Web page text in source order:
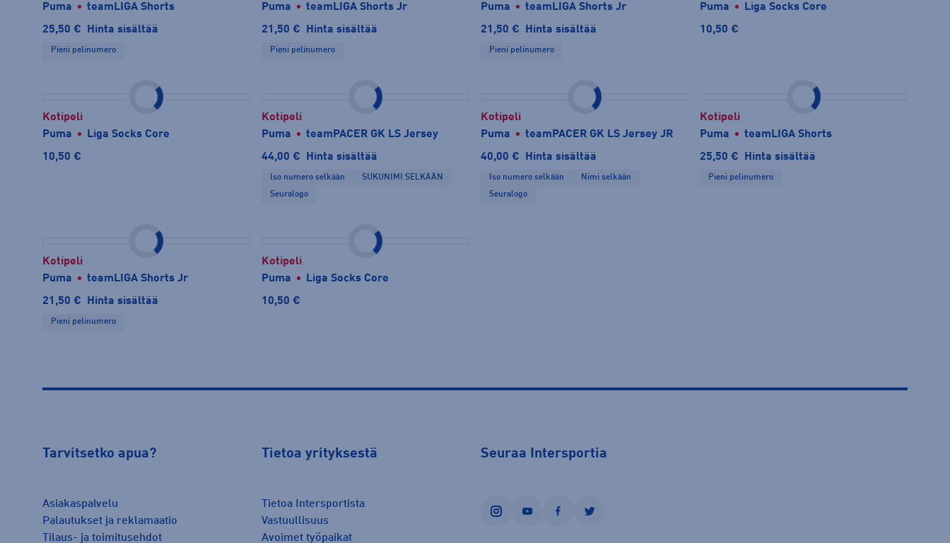
Puma
teamLIGA Shorts
25,50 €
Hinta sisältää
Pieni pelinumero
Puma
teamLIGA Shorts Jr
21,50 €
Hinta sisältää
Pieni pelinumero
Puma
teamLIGA Shorts Jr
21,50 €
Hinta sisältää
Pieni pelinumero
Puma
Liga Socks Core
10,50 €
Kotipeli
Puma
Liga Socks Core
10,50 €
Kotipeli
Puma
teamPACER GK LS Jersey
44,00 €
Hinta sisältää
Iso numero selkään
SUKUNIMI SELKÄÄN
Seuralogo
Kotipeli
Puma
teamPACER GK LS Jersey JR
40,00 €
Hinta sisältää
Iso numero selkään
Nimi selkään
Seuralogo
Kotipeli
Puma
teamLIGA Shorts
25,50 €
Hinta sisältää
Pieni pelinumero
Kotipeli
Puma
teamLIGA Shorts Jr
21,50 €
Hinta sisältää
Pieni pelinumero
Kotipeli
Puma
Liga Socks Core
10,50 €
Tarvitsetko apua?
Asiakaspalvelu
Palautukset ja reklamaatio
Tilaus- ja toimitusehdot
Tietoa yrityksestä
Tietoa Intersportista
Vastuullisuus
Avoimet työpaikat
Seuraa Intersportia
instagramyoutubefacebooktwitter